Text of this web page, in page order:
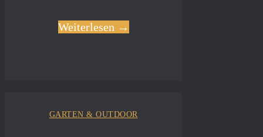
Weiterlesen →
GARTEN & OUTDOOR